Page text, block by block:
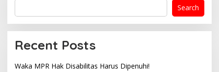
Search
Recent Posts
Waka MPR Hak Disabilitas Harus Dipenuhi!